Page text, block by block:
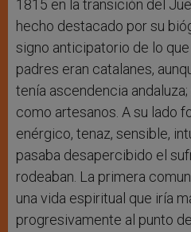
1815 en la transición del
hecho destacado por su
signo anticipatorio de lo
padres eran catalanes,
tenía ascendencia
como artesanos. A su lado
enérgico, tenaz, sensible,
pasaba desapercibido el
rodeaban. La primera
una vida espiritual que iría
progresivamente al punto